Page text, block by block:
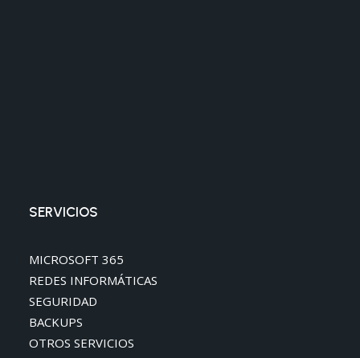
SERVICIOS
MICROSOFT 365
REDES INFORMÁTICAS
SEGURIDAD
BACKUPS
OTROS SERVICIOS